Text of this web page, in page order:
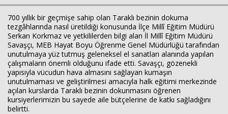
700 yıllık bir geçmişe sahip olan Taraklı bezinin dokuma
tezgâhlarında nasıl üretildiği konusunda İlçe Millî Eğitim Müdürü
Serkan Korkmaz ve yetkililerden bilgi alan İl Millî Eğitim Müdürü
Savaşçı, MEB Hayat Boyu Öğrenme Genel Müdürlüğü tarafından
unutulmaya yüz tutmuş geleneksel el sanatları alanında yapılan
çalışmaların önemli olduğunu ifade etti. Savaşçı, gözenekli
yapısıyla vücudun hava almasını sağlayan kumaşın
unutulmaması ve geliştirilmesi amacıyla halk eğitimi merkezinde
açılan kurslarda Taraklı bezinin dokunmasını öğrenen
kursiyerlerimizin bu sayede aile bütçelerine de katkı sağladığını
belirtti.
Haberin Doğru Adresi.